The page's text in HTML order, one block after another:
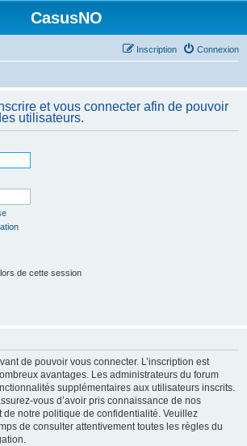
CasusNO
Connexion
Inscription
et vous connecter afin de pouvoir
utilisateurs.
de cette session
de pouvoir vous connecter. L’inscription est
avantages. Les administrateurs du forum
supplémentaires aux utilisateurs inscrits.
vous d’avoir pris connaissance de nos
de notre politique de confidentialité. Veuillez
de consulter attentivement toutes les règles du